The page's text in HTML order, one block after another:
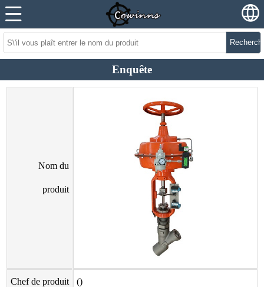
Enquête
Nom du
produit
Chef de produit ()